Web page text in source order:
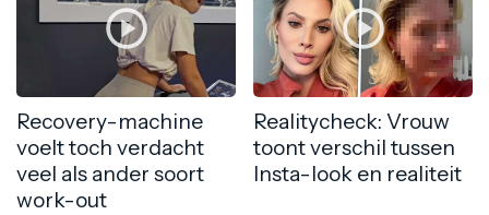
Recovery-machine
voelt toch verdacht
veel als ander soort
work-out
Realitycheck: Vrouw
toont verschil tussen
Insta-look en realiteit